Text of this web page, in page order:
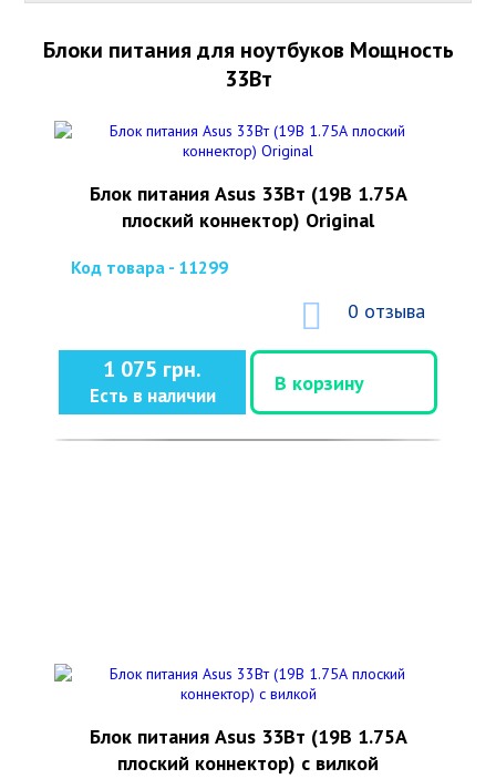
Блоки питания для ноутбуков Мощность
33Вт
Блок питания Asus 33Вт (19В 1.75А
плоский коннектор) Original
Код товара - 11299
0 отзыва
1 075 грн.
Есть в наличии
В корзину
Блок питания Asus 33Вт (19В 1.75А
плоский коннектор) с вилкой